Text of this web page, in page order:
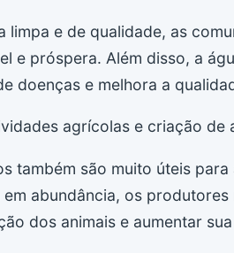
limpa e de qualidade, as
e próspera. Além disso, a
doenças e melhora a
agrícolas e criação de
também são muito úteis
em abundância, os
dos animais e aumentar